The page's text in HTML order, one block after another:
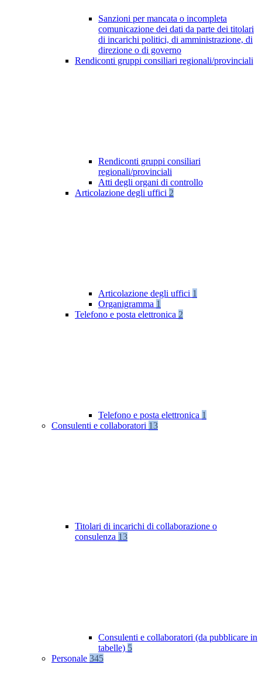
Sanzioni per mancata o incompleta
comunicazione dei dati da parte dei titolari
di incarichi politici, di amministrazione, di
direzione o di governo
Rendiconti gruppi consiliari regionali/provinciali
Rendiconti gruppi consiliari
regionali/provinciali
Atti degli organi di controllo
Articolazione degli uffici 2
Articolazione degli uffici 1
Organigramma 1
Telefono e posta elettronica 2
Telefono e posta elettronica 1
Consulenti e collaboratori 13
Titolari di incarichi di collaborazione o
consulenza 13
Consulenti e collaboratori (da pubblicare in
tabelle) 5
Personale 345